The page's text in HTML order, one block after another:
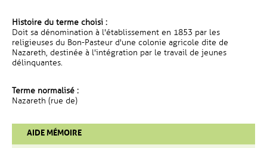
Histoire du terme choisi :
Doit sa dénomination à l'établissement en 1853 par les
religieuses du Bon-Pasteur d'une colonie agricole dite de
Nazareth, destinée à l'intégration par le travail de jeunes
délinquantes.
Terme normalisé :
Nazareth (rue de)
AIDE MÉMOIRE